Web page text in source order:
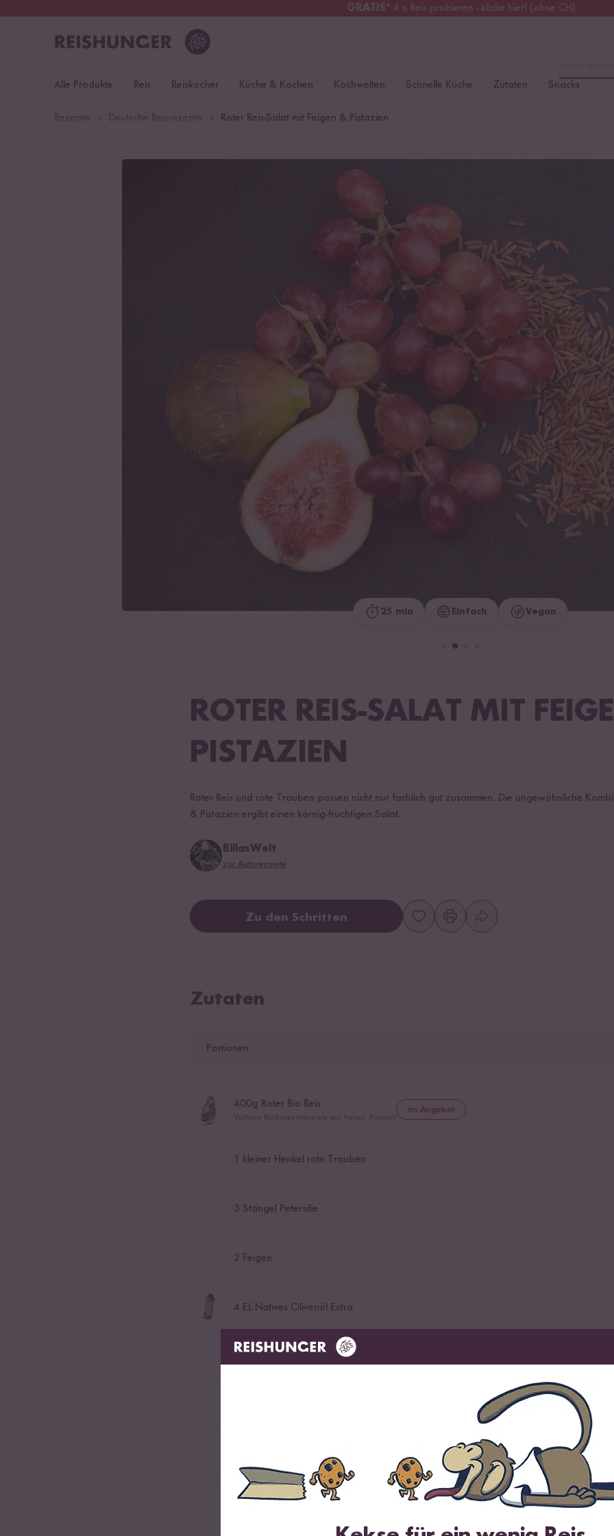
GRATIS* 4 x Reis probieren - klicke hier! (ohne CH)
Alle Zölle & Steuern inklusive
Alle Produkte
Reis Reiskocher Küche & Kochen Kochwelten Schnelle Küche Zutaten Snacks
Roter Reis-Salat mit Feigen & Pistazien
25 min Einfach Vegan
ROTER REIS-SALAT MIT
PISTAZIEN
Roter Reis und rote Trauben passen nicht nur farblich gut zusammen. Die ungewöhnliche
& Pistazien ergibt einen körnig-fruchtigen Salat.
BillasWelt
zur Autorenseite
Zu den Schritten
Zutaten
Portionen
400g Roter Bio Reis im Angebot
1 kleiner Henkel rote Trauben
3 Stängel Petersilie
2 Feigen
4 EL Natives Olivenöl Extra
EL dunkler Balsamicoessig
EL geröstete und gehackte Pistazien